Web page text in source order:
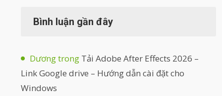
Bình luận gần đây
Dươngtrong Tải Adobe After Effects 2026 –
Link Google drive – Hướng dẫn cài đặt cho
Windows